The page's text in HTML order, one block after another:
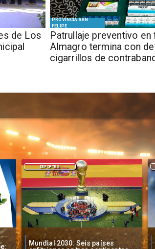
de Los
PROVINCIA SAN
FELIPE
​Patrullaje preventivo en
Almagro termina con
cigarrillos de
Messi habla tras derrota en final
DEPORTES